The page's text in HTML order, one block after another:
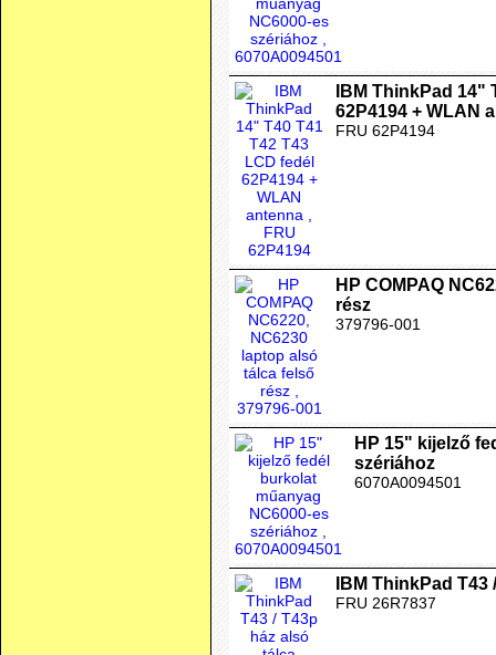
IBM ThinkPad 14"
62P4194 + WLAN
FRU 62P4194
HP COMPAQ
rész
379796-001
HP 15" kijelző
szériához
6070A0094501
IBM ThinkPad
FRU 26R7837